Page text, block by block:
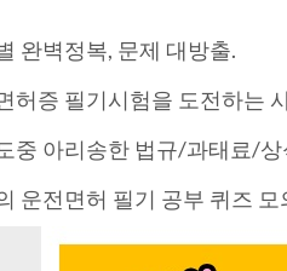
완벽정복, 문제 대방출.
허증 필기시험을 도전하는
중 아리송한 법규/과태료/
운전면허 필기 공부 퀴즈